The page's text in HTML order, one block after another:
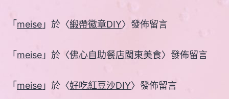
「 meise 」於〈緞帶徽章DIY〉發佈留言
「 meise 」於〈佛心自助餐店閩東美食〉發佈留言
「 meise 」於〈好吃紅豆沙DIY〉發佈留言